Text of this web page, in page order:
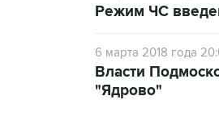
Режим ЧС
6 марта 2018 года
Власти
"Ядрово"